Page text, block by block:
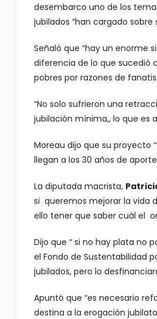
desembarco uno de los
jubilados “han cargado
Señaló que “hay un enorme
diferencia de lo que sucedió
pobres por razones de
“No solo sufrieron una
jubilación mínima,, lo que es
Moreau dijo que su proyecto
llegan a los 30 años de
La diputada macrista,
si queremos mejorar la vida
ello tener que saber cuál el
Dijo que “ si no hay plata no
el Fondo de Sustentabilidad
jubilados, pero lo
Apuntó que “es necesario
destina a la erogación